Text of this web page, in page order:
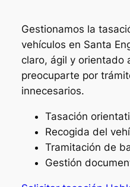
Gestionamos la
vehículos en Santa
claro, ágil y orientado
preocuparte por
innecesarios.
Tasación
Recogida del
Tramitación de
Gestión